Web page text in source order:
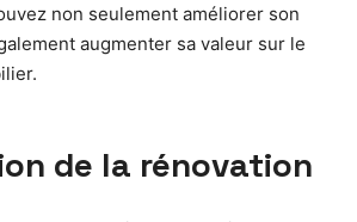
non seulement améliorer son
augmenter sa valeur sur le
de la rénovation